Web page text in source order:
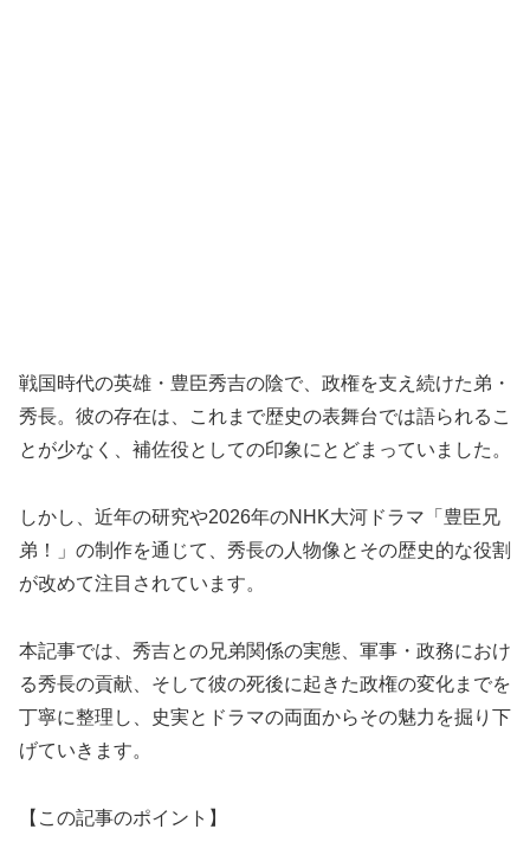
戦国時代の英雄・豊臣秀吉の陰で、政権を支え続けた弟・
秀長。彼の存在は、これまで歴史の表舞台では語られるこ
とが少なく、補佐役としての印象にとどまっていました。
しかし、近年の研究や2026年のNHK大河ドラマ「豊臣兄
弟！」の制作を通じて、秀長の人物像とその歴史的な役割
が改めて注目されています。
本記事では、秀吉との兄弟関係の実態、軍事・政務におけ
る秀長の貢献、そして彼の死後に起きた政権の変化までを
丁寧に整理し、史実とドラマの両面からその魅力を掘り下
げていきます。
【この記事のポイント】